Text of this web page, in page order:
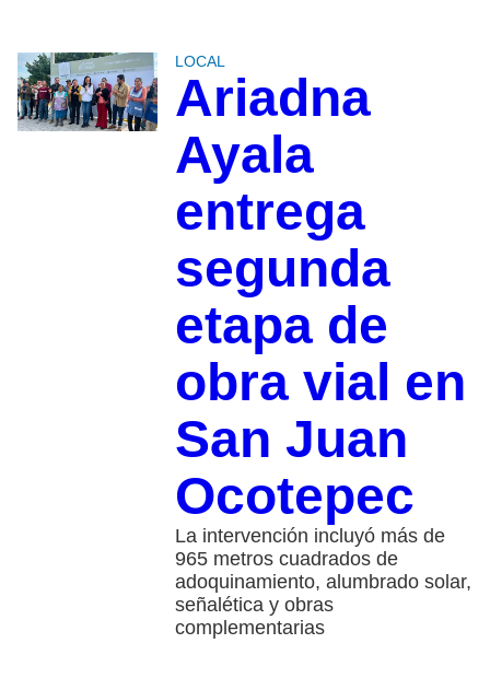
LOCAL
Ariadna
Ayala
entrega
segunda
etapa de
obra vial en
San Juan
Ocotepec
La intervención incluyó más de
965 metros cuadrados de
adoquinamiento, alumbrado solar,
señalética y obras
complementarias